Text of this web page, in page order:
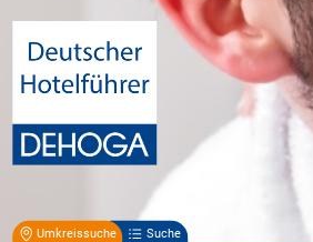
Umkreissuche Suche